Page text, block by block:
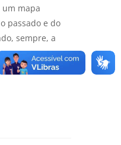
mapa
passado e do
sempre, a